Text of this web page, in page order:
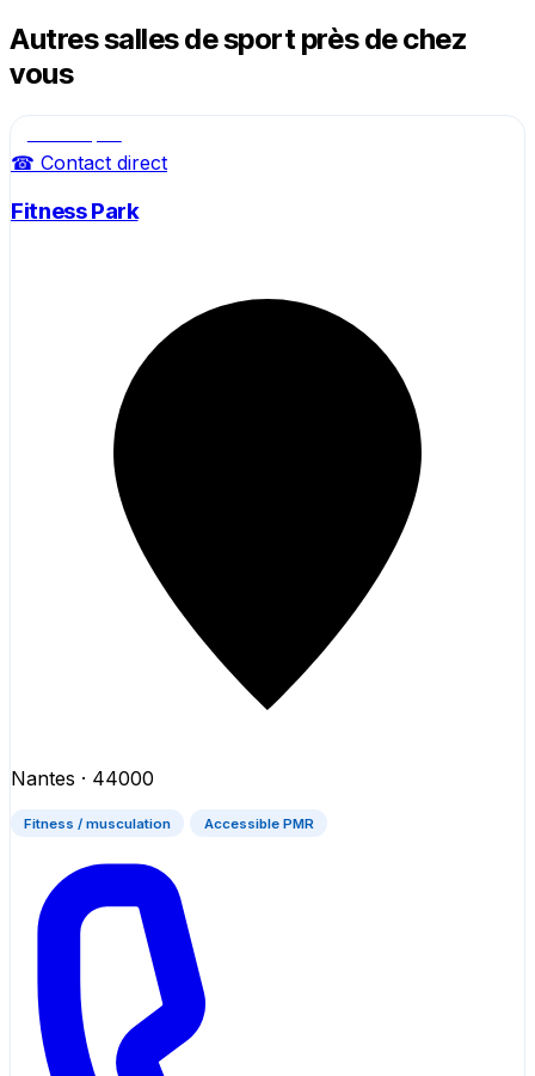
Autres salles de sport près de chez
vous
☎ Contact direct
Fitness Park
Nantes · 44000
Fitness / musculation Accessible PMR